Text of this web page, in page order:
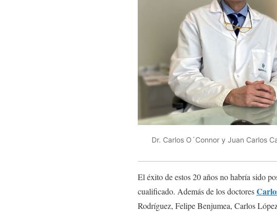
Dr. Carlos O´Connor y Juan Carlos
El éxito de estos 20 años no habría sido
cualificado. Además de los doctores
Rodríguez, Felipe Benjumea, Carlos